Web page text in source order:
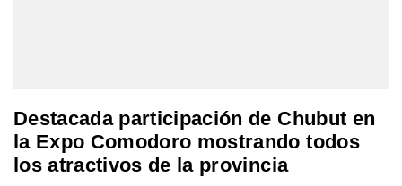
Destacada participación de Chubut en
la Expo Comodoro mostrando todos
los atractivos de la provincia